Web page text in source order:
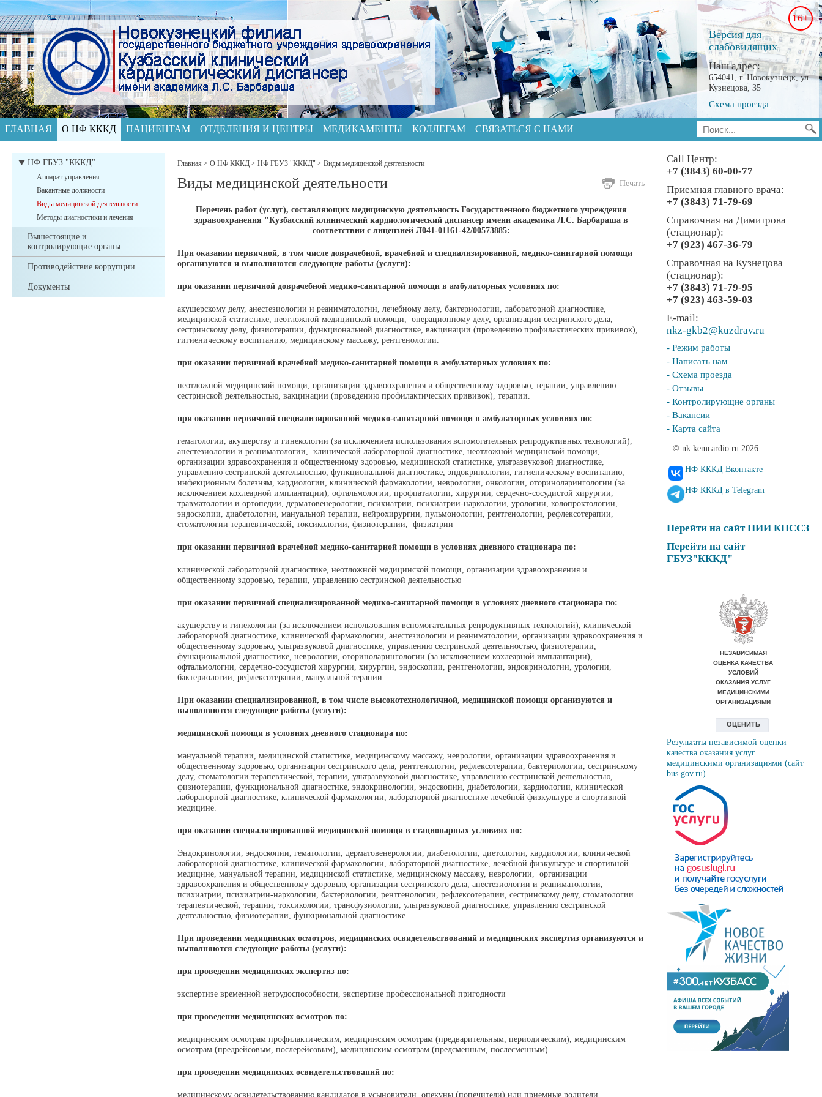
16+
Версия для
слабовидящих
Наш адрес:
654041, г. Новокузнецк, ул.
Кузнецова, 35
Схема проезда
ГЛАВНАЯ О НФ КККД ПАЦИЕНТАМ ОТДЕЛЕНИЯ И ЦЕНТРЫ МЕДИКАМЕНТЫ КОЛЛЕГАМ СВЯЗАТЬСЯ С НАМИ
НФ ГБУЗ "КККД"
Аппарат управления
Вакантные должности
Виды медицинской деятельности
Методы диагностики и лечения
Вышестоящие и
контролирующие органы
Противодействие коррупции
Документы
Главная > О НФ КККД > НФ ГБУЗ "КККД" > Виды медицинской деятельности
Печать
Виды медицинской деятельности
Перечень работ (услуг), составляющих медицинскую деятельность Государственного бюджетного учреждения
здравоохранения "Кузбасский клинический кардиологический диспансер имени академика Л.С. Барбараша в
соответствии с лицензией Л041-01161-42/00573885:
При оказании первичной, в том числе доврачебной, врачебной и специализированной, медико-санитарной помощи
организуются и выполняются следующие работы (услуги):
при оказании первичной доврачебной медико-санитарной помощи в амбулаторных условиях по:
акушерскому делу, анестезиологии и реаниматологии, лечебному делу, бактериологии, лабораторной диагностике,
медицинской статистике, неотложной медицинской помощи, операционному делу, организации сестринского дела,
сестринскому делу, физиотерапии, функциональной диагностике, вакцинации (проведению профилактических прививок),
гигиеническому воспитанию, медицинскому массажу, рентгенологии.
при оказании первичной врачебной медико-санитарной помощи в амбулаторных условиях по:
неотложной медицинской помощи, организации здравоохранения и общественному здоровью, терапии, управлению
сестринской деятельностью, вакцинации (проведению профилактических прививок), терапии.
при оказании первичной специализированной медико-санитарной помощи в амбулаторных условиях по:
гематологии, акушерству и гинекологии (за исключением использования вспомогательных репродуктивных технологий),
анестезиологии и реаниматологии, клинической лабораторной диагностике, неотложной медицинской помощи,
организации здравоохранения и общественному здоровью, медицинской статистике, ультразвуковой диагностике,
управлению сестринской деятельностью, функциональной диагностике, эндокринологии, гигиеническому воспитанию,
инфекционным болезням, кардиологии, клинической фармакологии, неврологии, онкологии, оториноларингологии (за
исключением кохлеарной имплантации), офтальмологии, профпаталогии, хирургии, сердечно-сосудистой хирургии,
травматологии и ортопедии, дерматовенерологии, психиатрии, психиатрии-наркологии, урологии, колопроктологии,
эндоскопии, диабетологии, мануальной терапии, нейрохирургии, пульмонологии, рентгенологии, рефлексотерапии,
стоматологии терапевтической, токсикологии, физиотерапии, физиатрии
при оказании первичной врачебной медико-санитарной помощи в условиях дневного стационара по:
клинической лабораторной диагностике, неотложной медицинской помощи, организации здравоохранения и
общественному здоровью, терапии, управлению сестринской деятельностью
при оказании первичной специализированной медико-санитарной помощи в условиях дневного стационара по:
акушерству и гинекологии (за исключением использования вспомогательных репродуктивных технологий), клинической
лабораторной диагностике, клинической фармакологии, анестезиологии и реаниматологии, организации здравоохранения и
общественному здоровью, ультразвуковой диагностике, управлению сестринской деятельностью, физиотерапии,
функциональной диагностике, неврологии, оториноларингологии (за исключением кохлеарной имплантации),
офтальмологии, сердечно-сосудистой хирургии, хирургии, эндоскопии, рентгенологии, эндокринологии, урологии,
бактериологии, рефлексотерапии, мануальной терапии.
При оказании специализированной, в том числе высокотехнологичной, медицинской помощи организуются и
выполняются следующие работы (услуги):
медицинской помощи в условиях дневного стационара по:
мануальной терапии, медицинской статистике, медицинскому массажу, неврологии, организации здравоохранения и
общественному здоровью, организации сестринского дела, рентгенологии, рефлексотерапии, бактериологии, сестринскому
делу, стоматологии терапевтической, терапии, ультразвуковой диагностике, управлению сестринской деятельностью,
физиотерапии, функциональной диагностике, эндокринологии, эндоскопии, диабетологии, кардиологии, клинической
лабораторной диагностике, клинической фармакологии, лабораторной диагностике лечебной физкультуре и спортивной
медицине.
при оказании специализированной медицинской помощи в стационарных условиях по:
Эндокринологии, эндоскопии, гематологии, дерматовенерологии, диабетологии, диетологии, кардиологии, клинической
лабораторной диагностике, клинической фармакологии, лабораторной диагностике, лечебной физкультуре и спортивной
медицине, мануальной терапии, медицинской статистике, медицинскому массажу, неврологии, организации
здравоохранения и общественному здоровью, организации сестринского дела, анестезиологии и реаниматологии,
психиатрии, психиатрии-наркологии, бактериологии, рентгенологии, рефлексотерапии, сестринскому делу, стоматологии
терапевтической, терапии, токсикологии, трансфузиологии, ультразвуковой диагностике, управлению сестринской
деятельностью, физиотерапии, функциональной диагностике.
При проведении медицинских осмотров, медицинских освидетельствований и медицинских экспертиз организуются и
выполняются следующие работы (услуги):
при проведении медицинских экспертиз по:
экспертизе временной нетрудоспособности, экспертизе профессиональной пригодности
при проведении медицинских осмотров по:
медицинским осмотрам профилактическим, медицинским осмотрам (предварительным, периодическим), медицинским
осмотрам (предрейсовым, послерейсовым), медицинским осмотрам (предсменным, послесменным).
при проведении медицинских освидетельствований по:
медицинскому освидетельствованию кандидатов в усыновители, опекуны (попечители) или приемные родители,
Call Центр:
+7 (3843) 60-00-77
Приемная главного врача:
+7 (3843) 71-79-69
Справочная на Димитрова
(стационар):
+7 (923) 467-36-79
Справочная на Кузнецова
(стационар):
+7 (3843) 71-79-95
+7 (923) 463-59-03
E-mail:
nkz-gkb2@kuzdrav.ru
- Режим работы
- Написать нам
- Схема проезда
- Отзывы
- Контролирующие органы
- Вакансии
- Карта сайта
© nk.kemcardio.ru 2026
НФ КККД Вконтакте
НФ КККД в Telegram
Перейти на сайт НИИ КПССЗ
Перейти на сайт
ГБУЗ"КККД"
Результаты независимой оценки
качества оказания услуг
медицинскими организациями (сайт
bus.gov.ru)